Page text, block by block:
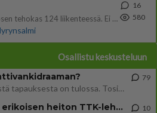
Oli tänään hyrskällä melekoosen tehokas 124 liikenteessä. Ei paljon vastamäki haitannu....
16
580
Osallistu keskusteluun
Uusi draamasarja järkyttävästä tapauksesta on tulossa. Tositapahtumiin perustuva sarja ammentaa vuoden 1986 Mikkelin pan
79
Ernest Lawson täräytti erikoisen heiton TTK-lehdistötilaisuudessa: " Onko tässä tarkoituksena...?" 10